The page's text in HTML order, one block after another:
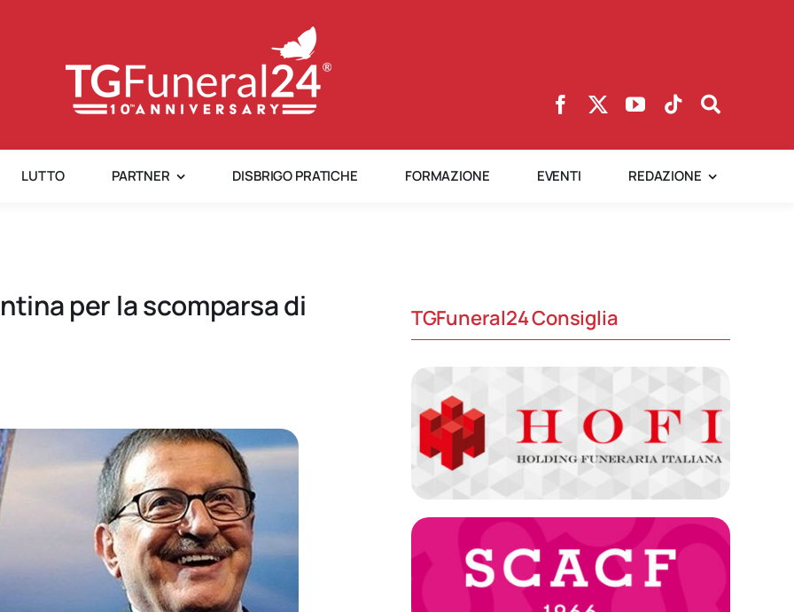
LUTTO PARTNER DISBRIGO PRATICHE FORMAZIONE EVENTI REDAZIONE
per la scomparsa di
TGFuneral24 Consiglia